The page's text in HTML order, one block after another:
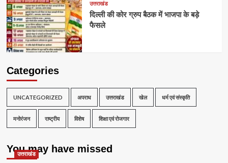
उत्तराखंड
दिल्ली की कोर ग्रुप बैठक में भाजपा के बड़े
फैसले
Categories
UNCATEGORIZED अपराध उत्तराखंड खेल धर्म एवं संस्कृति
मनोरंजन राष्ट्रीय विशेष शिक्षा एवं रोजगार
You may have missed
उत्तराखंड